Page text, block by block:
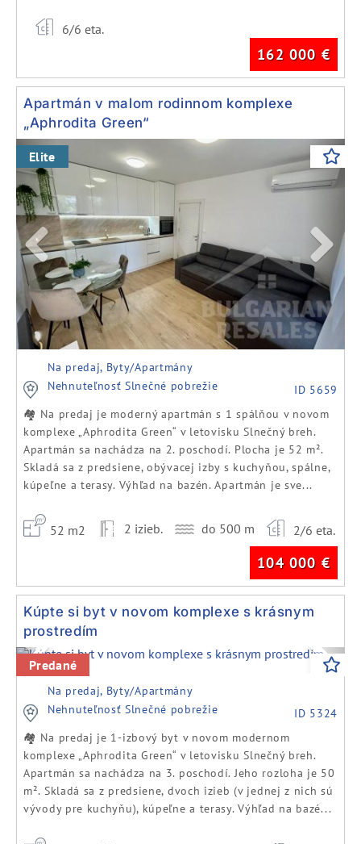
6/6 eta.
162 000 €
Apartmán v malom rodinnom komplexe
„Aphrodita Green“
Previous Next
Elite
Na predaj, Byty/Apartmány
Nehnuteľnosť Slnečné pobrežie
ID 5659
🏘️ Na predaj je moderný apartmán s 1 spálňou v novom
komplexe „Aphrodita Green“ v letovisku Slnečný breh.
Apartmán sa nachádza na 2. poschodí. Plocha je 52 m².
Skladá sa z predsiene, obývacej izby s kuchyňou, spálne,
kúpeľne a terasy. Výhľad na bazén. Apartmán je sve...
52 m2 2 izieb. do 500 m 2/6 eta.
104 000 €
Kúpte si byt v novom komplexe s krásnym
prostredím
Previous Next
Predané
Na predaj, Byty/Apartmány
Nehnuteľnosť Slnečné pobrežie
ID 5324
🏘️ Na predaj je 1-izbový byt v novom modernom
komplexe „Aphrodita Green“ v letovisku Slnečný breh.
Apartmán sa nachádza na 3. poschodí. Jeho rozloha je 50
m². Skladá sa z predsiene, dvoch izieb (v jednej z nich sú
vývody pre kuchyňu), kúpeľne a terasy. Výhľad na bazé...